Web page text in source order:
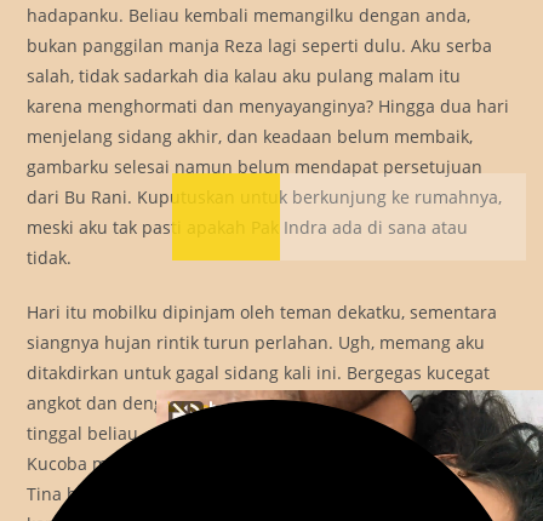
hadapanku. Beliau kembali memangilku dengan anda,
bukan panggilan manja Reza lagi seperti dulu. Aku serba
salah, tidak sadarkah dia kalau aku pulang malam itu
karena menghormati dan menyayanginya? Hingga dua hari
menjelang sidang akhir, dan keadaan belum membaik,
gambarku selesai namun belum mendapat persetujuan
dari Bu Rani. Kuputuskan untuk berkunjung ke rumahnya,
meski aku tak pasti apakah Pak Indra ada di sana atau
tidak.
Hari itu mobilku dipinjam oleh teman dekatku, sementara
siangnya hujan rintik turun perlahan. Ugh, memang aku
ditakdirkan untuk gagal sidang kali ini. Bergegas kucegat
angkot dan dengan semakin dekatnya kawasan tempat
tinggal beliau, semakin deg-degan debar jantungku.
Kucoba mengingat seluruh kejadian semalam saat aku dan
Tina bercinta untuk kesekian kalinya, untuk mengurangi